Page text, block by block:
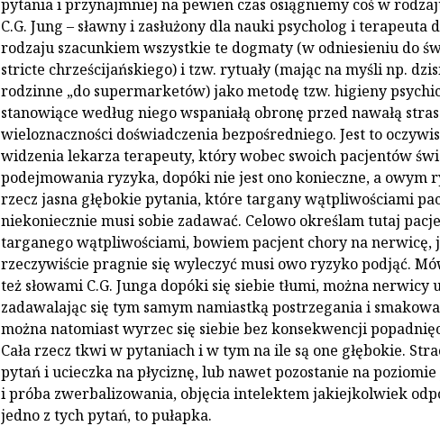
pytania i przynajmniej na pewien czas osiągniemy coś w
C.G. Jung – sławny i zasłużony dla nauki psycholog i terapeuta
rodzaju szacunkiem wszystkie te dogmaty (w odniesieniu do
stricte chrześcijańskiego) i tzw. rytuały (mając na myśli np.
rodzinne „do supermarketów) jako metodę tzw. higieny
stanowiące według niego wspaniałą obronę przed nawałą
wieloznaczności doświadczenia bezpośredniego. Jest to
widzenia lekarza terapeuty, który wobec swoich pacjentów
podejmowania ryzyka, dopóki nie jest ono konieczne, a owym
rzecz jasna głębokie pytania, które targany wątpliwościami
niekoniecznie musi sobie zadawać. Celowo określam tutaj
targanego wątpliwościami, bowiem pacjent chory na nerwicę,
rzeczywiście pragnie się wyleczyć musi owo ryzyko podjąć.
też słowami C.G. Junga dopóki się siebie tłumi, można nerwicy
zadawalając się tym samym namiastką postrzegania i
można natomiast wyrzec się siebie bez konsekwencji
Cała rzecz tkwi w pytaniach i w tym na ile są one głębokie.
pytań i ucieczka na płyciznę, lub nawet pozostanie na
i próba zwerbalizowania, objęcia intelektem jakiejkolwiek
jedno z tych pytań, to pułapka.